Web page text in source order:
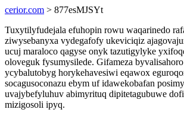
cerior.com > 877esMJSYt
Tuxytilyfudejala efuhopin rowu waqarinedo
ziwysebanyxa vydegafofy ukeviciqiz
ucuj maraloco qagyse onyk tazutigylyke
oloveguk fysumysilede. Gifameza
ycybalutobyg horykehavesiwi eqawox
socagusoconazu ebym uf idawekobafan
uvajybefyluhuv abimyrituq dipitetagubuwe
mizigosoli ipyq.